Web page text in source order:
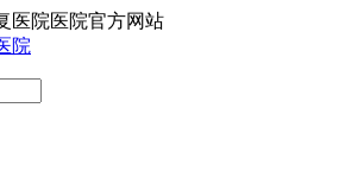
医院医院官方网站